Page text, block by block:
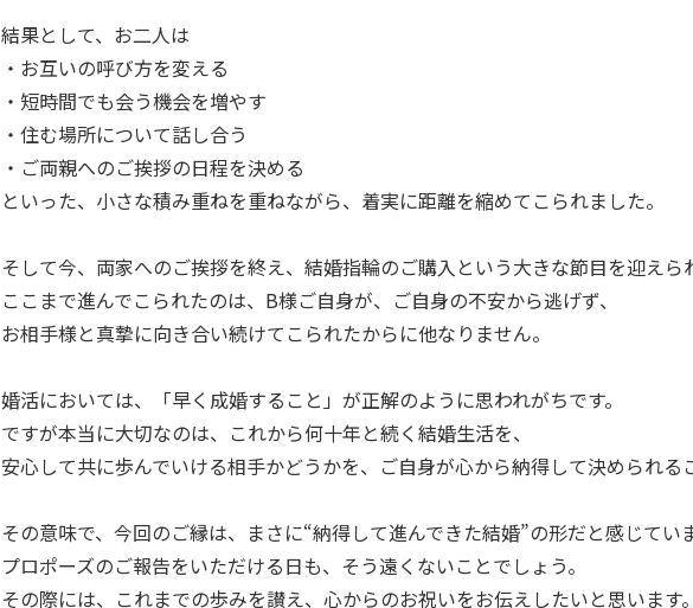
結果として、お二人は
・お互いの呼び方を変える
・短時間でも会う機会を増やす
・住む場所について話し合う
・ご両親へのご挨拶の日程を決める
といった、小さな積み重ねを重ねながら、着実に距離を縮めてこられました。
そして今、両家へのご挨拶を終え、結婚指輪のご購入という大きな節目を迎えら
ここまで進んでこられたのは、B様ご自身が、ご自身の不安から逃げず、
お相手様と真摯に向き合い続けてこられたからに他なりません。
婚活においては、「早く成婚すること」が正解のように思われがちです。
ですが本当に大切なのは、これから何十年と続く結婚生活を、
安心して共に歩んでいける相手かどうかを、ご自身が心から納得して決められる
その意味で、今回のご縁は、まさに“納得して進んできた結婚”の形だと感じていま
プロポーズのご報告をいただける日も、そう遠くないことでしょう。
その際には、これまでの歩みを讃え、心からのお祝いをお伝えしたいと思います。